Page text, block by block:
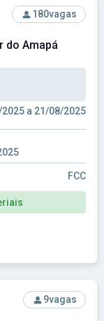
Militar do
180vagas
do Amapá
a 21/08/2025
FCC
de Caratinga -
9vagas